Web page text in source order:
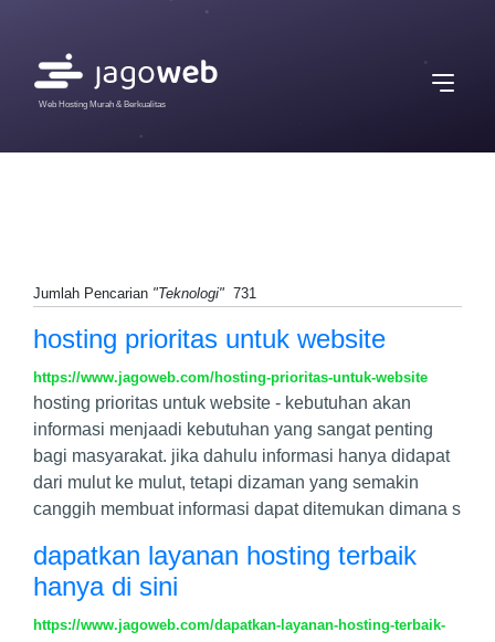
Web Hosting Murah & Berkualitas
Jumlah Pencarian "Teknologi" 731
hosting prioritas untuk website
https://www.jagoweb.com/hosting-prioritas-untuk-website
hosting prioritas untuk website - kebutuhan akan
informasi menjaadi kebutuhan yang sangat penting
bagi masyarakat. jika dahulu informasi hanya didapat
dari mulut ke mulut, tetapi dizaman yang semakin
canggih membuat informasi dapat ditemukan dimana s
dapatkan layanan hosting terbaik
hanya di sini
https://www.jagoweb.com/dapatkan-layanan-hosting-terbaik-